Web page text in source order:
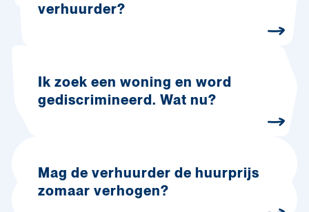
verhuurder?
Ik zoek een woning en word
gediscrimineerd. Wat nu?
Mag de verhuurder de huurprijs
zomaar verhogen?